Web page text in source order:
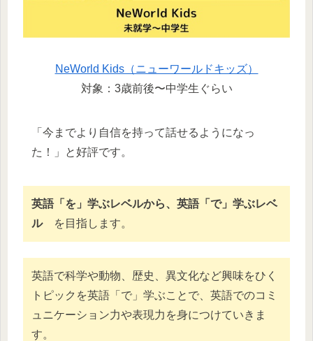
NeWorld Kids（ニューワールドキッズ）
対象：3歳前後〜中学生ぐらい
「今までより自信を持って話せるようになっ
た！」と好評です。
英語「を」学ぶレベルから、英語「で」学ぶレベ
ルを目指します。
英語で科学や動物、歴史、異文化など興味をひく
トピックを英語「で」学ぶことで、英語でのコミ
ュニケーション力や表現力を身につけていきま
す。